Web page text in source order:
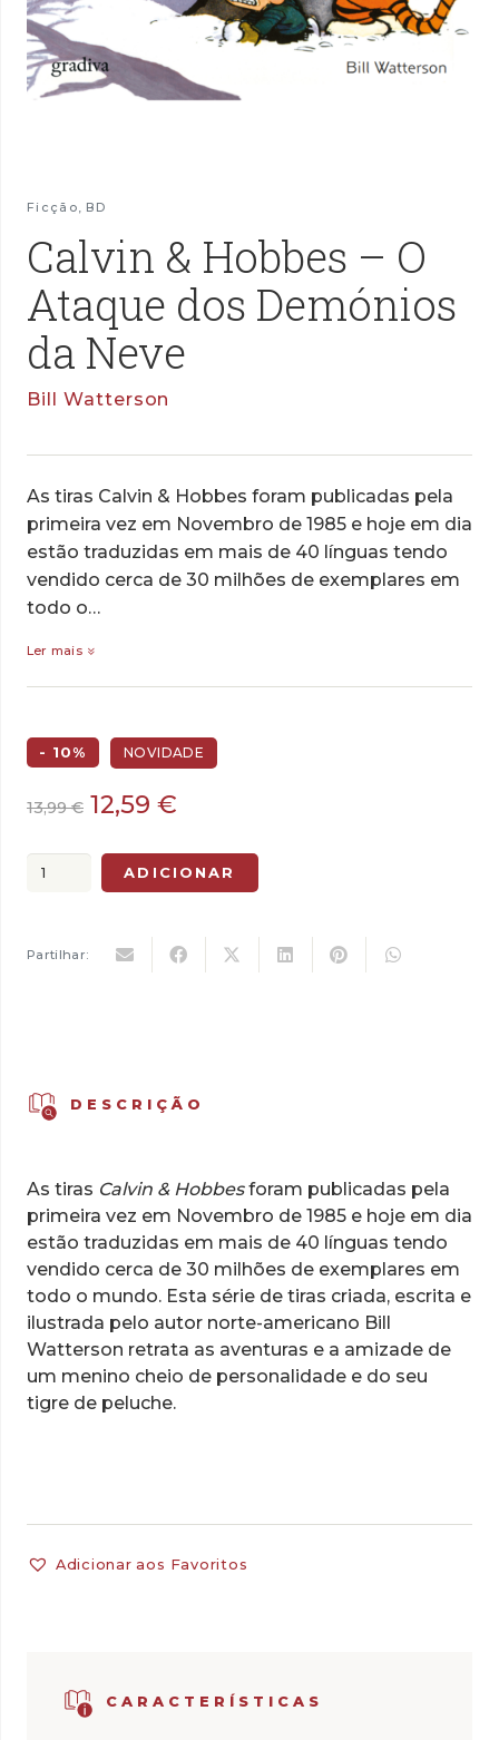
Ficção BD
Calvin & Hobbes – O
Ataque dos Demónios
da Neve
Bill Watterson
As tiras Calvin & Hobbes foram publicadas pela
primeira vez em Novembro de 1985 e hoje em dia
estão traduzidas em mais de 40 línguas tendo
vendido cerca de 30 milhões de exemplares em
todo o…
Ler mais
- 10% NOVIDADE
13,99€ O
original
era:
12,59 €
atual
é:
Quantidade
&
dos
Demónios
ADICIONAR
Partilhar:
CARACTERÍSTICAS
DESCRIÇÃO
As tiras Calvin & Hobbesforam publicadas pela
primeira vez em Novembro de 1985 e hoje em dia
estão traduzidas em mais de 40 línguas tendo
vendido cerca de 30 milhões de exemplares em
todo o mundo. Esta série de tiras criada, escrita e
ilustrada pelo autor norte-americano Bill
Watterson retrata as aventuras e a amizade de
um menino cheio de personalidade e do seu
tigre de peluche.
Adicionar aos Favoritos